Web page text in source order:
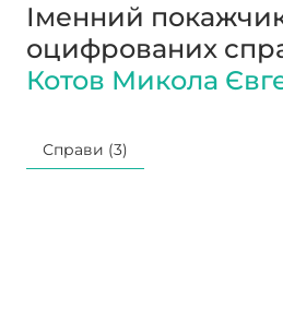
Іменний
оцифрованих
Котов Микола
Справи (3)